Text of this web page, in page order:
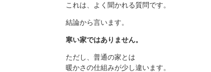
これは、よく聞かれる質問です。
結論から言います。
寒い家ではありません。
ただし、普通の家とは
暖かさの仕組みが少し違います。